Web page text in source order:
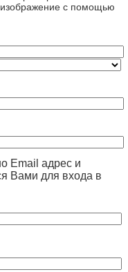
с помощью
Email адрес и
Вами для входа в